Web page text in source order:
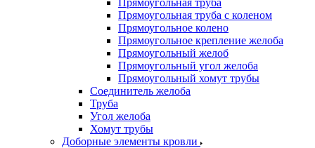
Прямоугольная труба
Прямоугольная труба c коленом
Прямоугольное колено
Прямоугольное крепление желоба
Прямоугольный желоб
Прямоугольный угол желоба
Прямоугольный хомут трубы
Соединитель желоба
Труба
Угол желоба
Хомут трубы
Доборные элементы кровли